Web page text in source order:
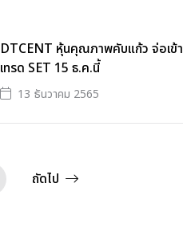
DTCENT หุ้นคุณภาพคับแก้ว จ่อเข้า
เทรด SET 15 ธ.ค.นี้
13 ธันวาคม 2565
ถัดไป